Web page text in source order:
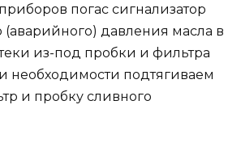
погас сигнализатор
(аварийного) давления масла в
из-под пробки и фильтра
необходимости подтягиваем
и пробку сливного